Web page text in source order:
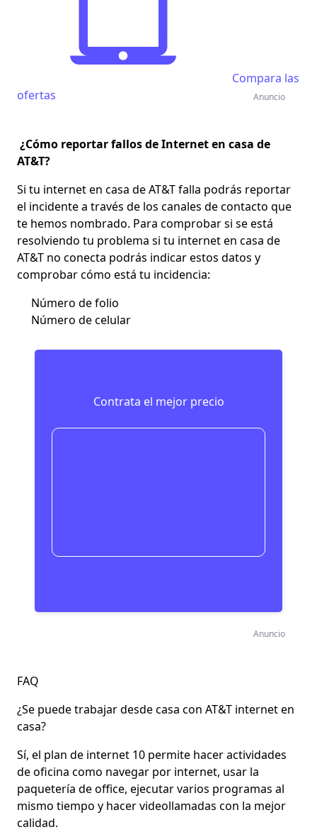
Compara las
ofertas
Anuncio
¿Cómo reportar fallos de Internet en casa de
AT&T?
Si tu internet en casa de AT&T falla podrás reportar
el incidente a través de los canales de contacto que
te hemos nombrado. Para comprobar si se está
resolviendo tu problema si tu internet en casa de
AT&T no conecta podrás indicar estos datos y
comprobar cómo está tu incidencia:
Número de folio
Número de celular
Contrata el mejor precio
Compara las ofertas
Anuncio
FAQ
¿Se puede trabajar desde casa con AT&T internet en
casa?
Sí, el plan de internet 10 permite hacer actividades
de oficina como navegar por internet, usar la
paquetería de office, ejecutar varios programas al
mismo tiempo y hacer videollamadas con la mejor
calidad.